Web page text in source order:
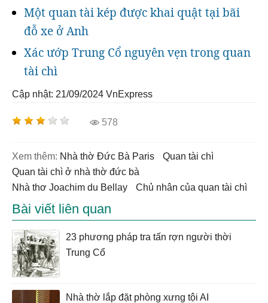
Một quan tài kép được khai quật tại bãi
đỗ xe ở Anh
Xác ướp Trung Cổ nguyên vẹn trong quan
tài chì
Cập nhật: 21/09/2024 VnExpress
578
Xem thêm: nhà thờ Đức Bà Paris
quan tài chì
quan tài chì ở nhà thờ đức bà
nhà thơ Joachim du Bellay
chủ nhân của quan tài chì
Bài viết liên quan
23 phương pháp tra tấn rợn người thời
Trung Cổ
Nhà thờ lắp đặt phòng xưng tội AI